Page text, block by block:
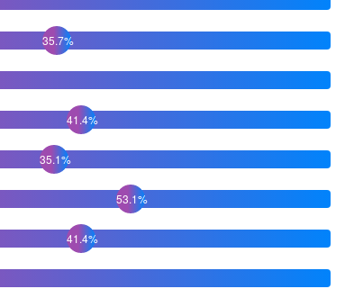
35.7%
41.4%
35.1%
53.1%
41.4%